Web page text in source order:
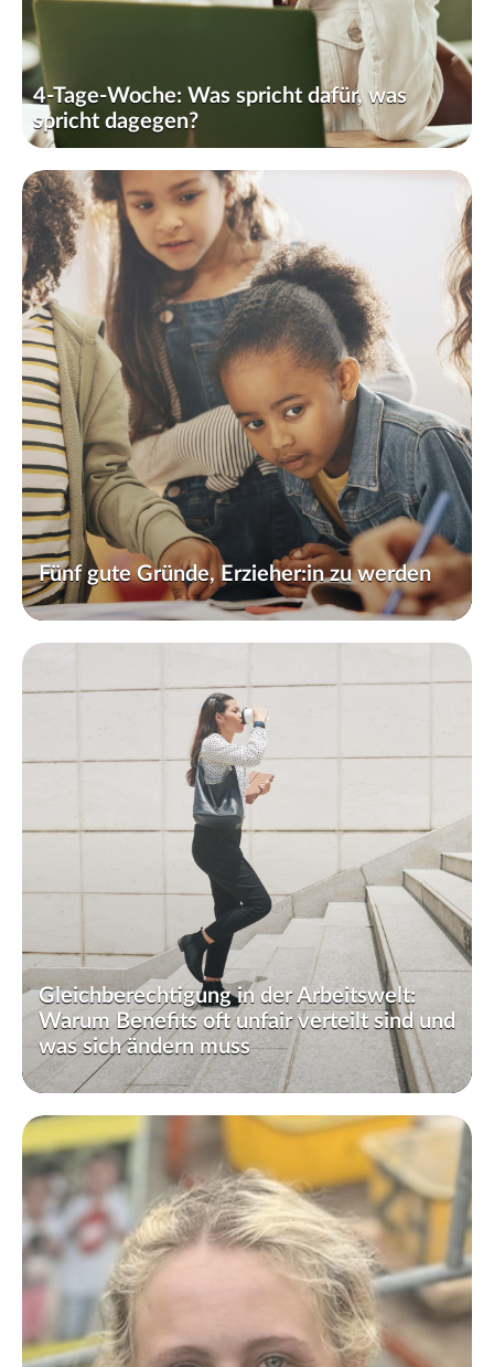
4-Tage-Woche: Was spricht dafür, was
spricht dagegen?
Fünf gute Gründe, Erzieher:in zu werden
Gleichberechtigung in der Arbeitswelt:
Warum Benefits oft unfair verteilt sind und
was sich ändern muss